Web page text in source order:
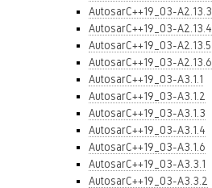
AutosarC++19_03-A2.13.3
AutosarC++19_03-A2.13.4
AutosarC++19_03-A2.13.5
AutosarC++19_03-A2.13.6
AutosarC++19_03-A3.1.1
AutosarC++19_03-A3.1.2
AutosarC++19_03-A3.1.3
AutosarC++19_03-A3.1.4
AutosarC++19_03-A3.1.6
AutosarC++19_03-A3.3.1
AutosarC++19_03-A3.3.2